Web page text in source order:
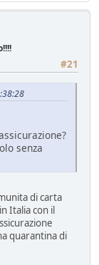
#21
senza
di carta
Italia con il
quarantina di